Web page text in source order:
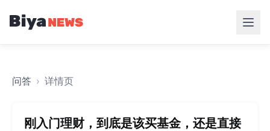
问答 › 详情页
刚入门理财，到底是该买基金，还是直接